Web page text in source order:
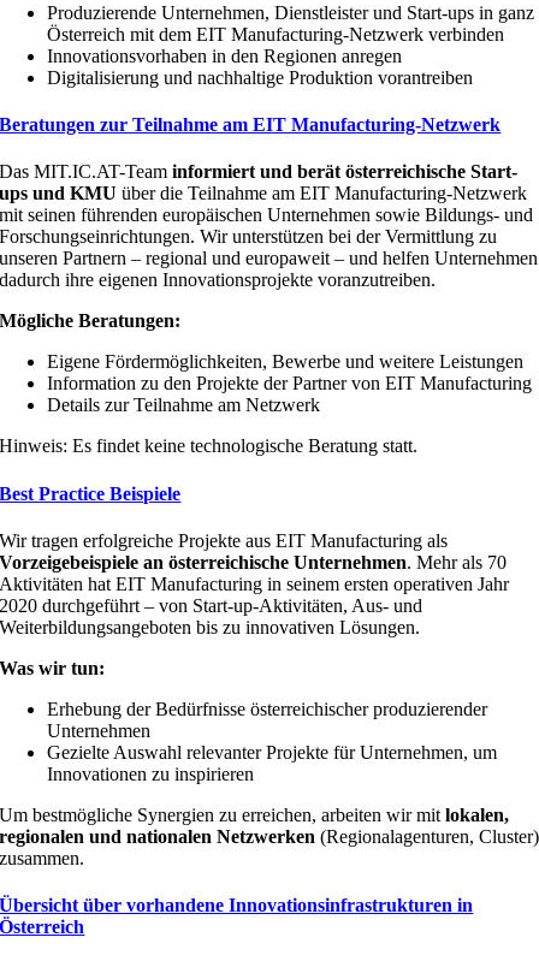
Produzierende Unternehmen, Dienstleister und Start-ups in ganz
Österreich mit dem EIT Manufacturing-Netzwerk verbinden
Innovationsvorhaben in den Regionen anregen
Digitalisierung und nachhaltige Produktion vorantreiben
Beratungen zur Teilnahme am EIT Manufacturing-Netzwerk
Das MIT.IC.AT-Teaminformiert und berät österreichische Start-
ups und KMU über die Teilnahme am EIT Manufacturing-Netzwerk
mit seinen führenden europäischen Unternehmen sowie Bildungs- und
Forschungseinrichtungen. Wir unterstützen bei der Vermittlung zu
unseren Partnern – regional und europaweit – und helfen Unternehmen
dadurch ihre eigenen Innovationsprojekte voranzutreiben.
Mögliche Beratungen:
Eigene Fördermöglichkeiten, Bewerbe und weitere Leistungen
Information zu den Projekte der Partner von EIT Manufacturing
Details zur Teilnahme am Netzwerk
Hinweis: Es findet keine technologische Beratung statt.
Best Practice Beispiele
Wir tragen erfolgreiche Projekte aus EIT Manufacturing als
Vorzeigebeispiele an österreichische Unternehmen. Mehr als 70
Aktivitäten hat EIT Manufacturing in seinem ersten operativen Jahr
2020 durchgeführt – von Start-up-Aktivitäten, Aus- und
Weiterbildungsangeboten bis zu innovativen Lösungen.
Was wir tun:
Erhebung der Bedürfnisse österreichischer produzierender
Unternehmen
Gezielte Auswahl relevanter Projekte für Unternehmen, um
Innovationen zu inspirieren
Um bestmögliche Synergien zu erreichen, arbeiten wir mitlokalen,
regionalen und nationalen Netzwerken (Regionalagenturen, Cluster)
zusammen.
Übersicht über vorhandene Innovationsinfrastrukturen in
Österreich